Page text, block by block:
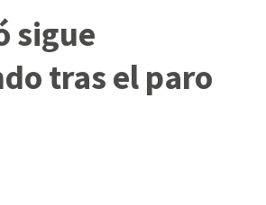
sigue
tras el paro